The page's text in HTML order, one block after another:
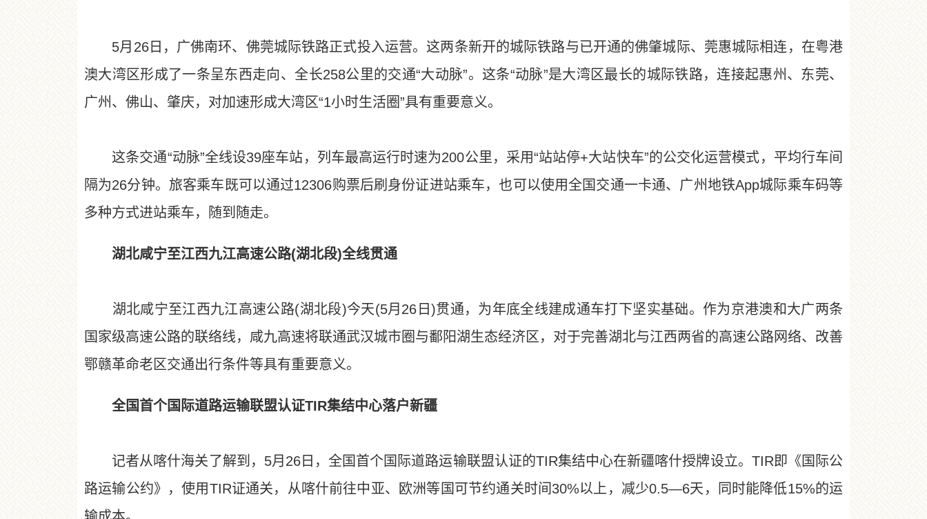
5月26日，广佛南环、佛莞城际铁路正式投入运营。这两条新开的城际铁路与已开通的佛肇城际、莞惠城际相连，在粤港
澳大湾区形成了一条呈东西走向、全长258公里的交通“大动脉”。这条“动脉”是大湾区最长的城际铁路，连接起惠州、东莞、
广州、佛山、肇庆，对加速形成大湾区“1小时生活圈”具有重要意义。
这条交通“动脉”全线设39座车站，列车最高运行时速为200公里，采用“站站停+大站快车”的公交化运营模式，平均行车间
隔为26分钟。旅客乘车既可以通过12306购票后刷身份证进站乘车，也可以使用全国交通一卡通、广州地铁App城际乘车码等
多种方式进站乘车，随到随走。
湖北咸宁至江西九江高速公路(湖北段)全线贯通
湖北咸宁至江西九江高速公路(湖北段)今天(5月26日)贯通，为年底全线建成通车打下坚实基础。作为京港澳和大广两条
国家级高速公路的联络线，咸九高速将联通武汉城市圈与鄱阳湖生态经济区，对于完善湖北与江西两省的高速公路网络、改善
鄂赣革命老区交通出行条件等具有重要意义。
全国首个国际道路运输联盟认证TIR集结中心落户新疆
记者从喀什海关了解到，5月26日，全国首个国际道路运输联盟认证的TIR集结中心在新疆喀什授牌设立。TIR即《国际公
路运输公约》，使用TIR证通关，从喀什前往中亚、欧洲等国可节约通关时间30%以上，减少0.5—6天，同时能降低15%的运